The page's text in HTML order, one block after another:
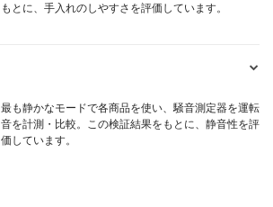
もとに、手入れのしやすさを評価しています。
最も静かなモードで各商品を使い、騒音測定器を運転
音を計測・比較。この検証結果をもとに、静音性を評
価しています。